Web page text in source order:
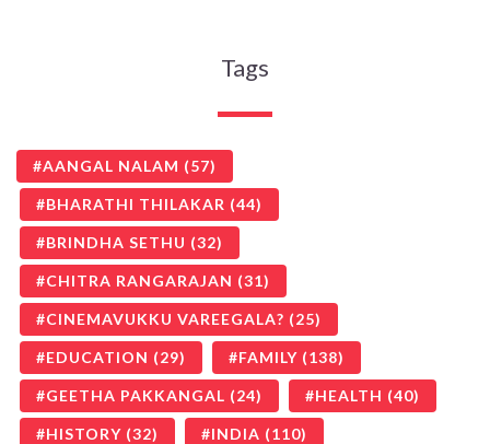
Tags
AANGAL NALAM (57)
BHARATHI THILAKAR (44)
BRINDHA SETHU (32)
CHITRA RANGARAJAN (31)
CINEMAVUKKU VAREEGALA? (25)
EDUCATION (29) FAMILY (138)
GEETHA PAKKANGAL (24) HEALTH (40)
HISTORY (32) INDIA (110)